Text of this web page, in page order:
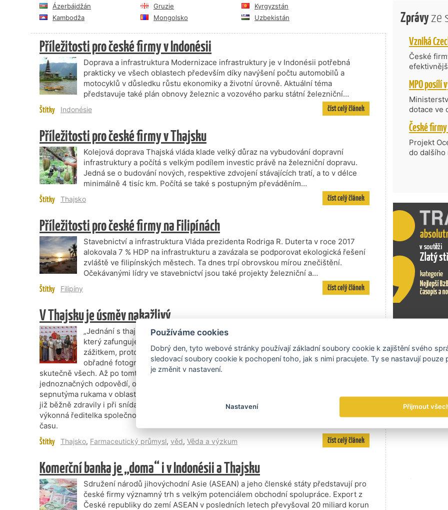
Ázerbájdžán
Gruzie
Kyrgyzstán
Kambodža
Mongolsko Uzbekistán
Příležitosti pro české firmy v Indonésii
Doprava a infrastruktura Modernizace infrastruktury je v Indonésii potřebná
prakticky ve všech oblastech především díky navýšení počtu automobilů a
motocyklů v důsledku růstu ekonomiky a životní úrovně. Aktuální téma
představuje také plán obnovy železnic a vozového parku státní železniční…
Štítky Indonésie číst celý článek
Příležitosti pro české firmy v Thajsku
Kolejová doprava Thajská vláda klade velký důraz na vybudování dopravní
infrastruktury a počítá s velkým podílem investic právě na železniční dopravu.
Jedná se o budování nových, respektive zdvojení stávajících tratí, a to v délce
minimálně 4 tisíc km. Počítá se také s postupným převáděním…
Štítky Thajsko číst celý článek
Příležitosti pro české firmy na Filipínách
Stavebnictví a infrastruktura Vláda prezidenta Rodriga R. Duterta v roce 2017
alokovala 7 % HDP na infrastrukturu a zavázala se podporovat ekologická řešení
zvláště ve filipínských městech. Ta dnes trpí obrovskou mírou znečištění.
Očekávanými lídry ve stavebnictví jsou také projekty železniční a…
Štítky Filipíny číst celý článek
V Thajsku je úsměv nakažlivý
„Jednání s thajskými klienty začínáme vždy pečlivě zabaleným drobným dárkem,
který zafunguje spolehlivě jako spouštěč další komunikace. To je pro nás velkým
zážitkem, protože u svých protějšků vidíme až dětskou radost. Pak nastane
obřadné fotografování na mobilní telefony všech zúčastněných, a tím myslím
skutečně všech. Až po tomto rituálu začne jednání plné úsměvů a zdvořilostí. Oč méně
jednoznačných odpovědí, o to více úsměvů. Vše zakončí pozdrav wai, mírný úklon se
sepnutýma rukama v oblasti hrudníku. Po několika setkáních jsme se takto s kolegyní z firmy
již běžně zdravily i při snídani a odchodu na pokoj,“ vypráví své zážitky Petra Miketová,
výkonná ředitelka společnosti Cayman Pharma, která tráví na obchodních cestách mnoho
času.
Štítky Thajsko, Farmaceutický průmysl, věd, Věda a výzkum číst celý článek
Komerční banka je „doma“ i v Indonésii a Thajsku
Sdružení národů jihovýchodní Asie (ASEAN) a jeho členské státy představují pro
české firmy významný trh s velkým potenciálem obchodní spolupráce. Export z
České republiky do zemí ASEAN v posledních letech převyšoval 20 miliard korun
Zprávyze
České
nabídne
zahraniční
dotace ve
Transfer,
Částkou
umělé
do
Projekt
do dalšího
prosazují
nejen
příběh.
Exportní
Používáme cookies
Dobrý den, tyto webové stránky používají základní soubory cookie k zajištění svého
sledovací soubory cookie k pochopení toho, jak s nimi pracujete. Ty se nastavují pouze
je změnit v nastavení.
Nastavení Přijmout